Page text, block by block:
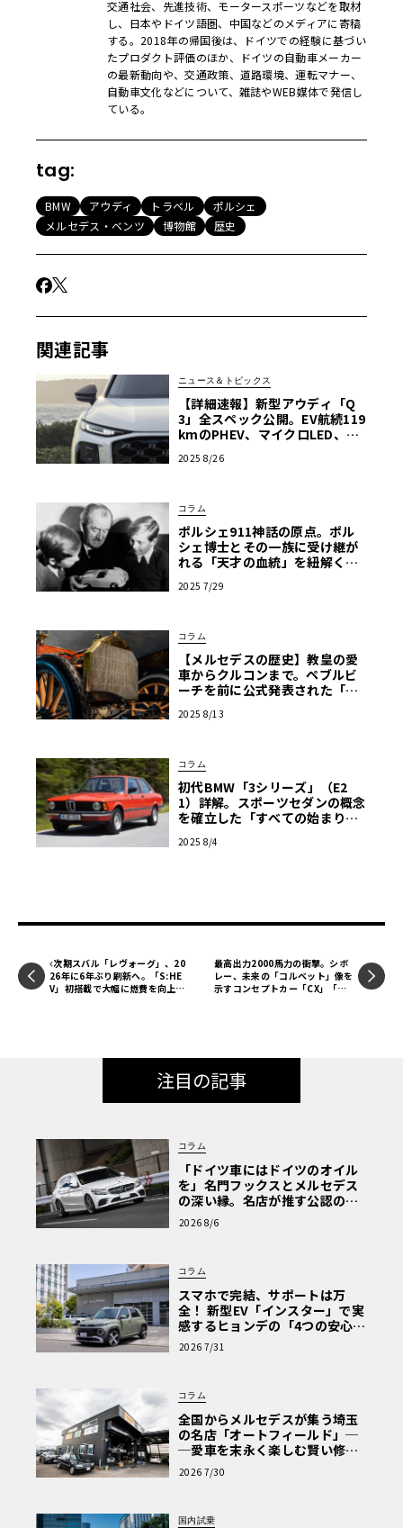
交通社会、先進技術、モータースポーツなどを取材
し、日本やドイツ語圏、中国などのメディアに寄稿
する。2018年の帰国後は、ドイツでの経験に基づい
たプロダクト評価のほか、ドイツの自動車メーカー
の最新動向や、交通政策、道路環境、運転マナー、
自動車文化などについて、雑誌やWEB媒体で発信し
ている。
tag:
BMW アウディ トラベル
ポルシェ
メルセデス・ベンツ
博物館 歴史
関連記事
ニュース＆トピックス
【詳細速報】新型アウディ「Q
3」全スペック公開。EV航続119
kmのPHEV、マイクロLED、新
2025 8/26
コラム
ポルシェ911神話の原点。ポル
シェ博士とその一族に受け継が
れる「天才の血統」を紐解く
ェ”と“哲学”_01】
2025 7/29
コラム
【メルセデスの歴史】教皇の愛
車からクルコンまで。ペブルビ
ーチを前に公式発表された「知
2025 8/13
コラム
初代BMW「3シリーズ」（E2
1）詳解。スポーツセダンの概念
を確立した「すべての始まり」
2025 8/4
次期スバル「レヴォーグ」、20
26年に6年ぶり刷新へ。「S:HE
V」初搭載で大幅に燃費を向上
最高出力2000馬力の衝撃。シボ
レー、未来の「コルベット」像を
示すコンセプトカー「CX」「CX.
注目の記事
コラム
「ドイツ車にはドイツのオイル
を」名門フックスとメルセデス
の深い縁。名店が推す公認の安
心と、Cクラスで味わうシルキー
な走り〈PR〉
2026 8/6
コラム
スマホで完結、サポートは万
全！ 新型EV「インスター」で実
感するヒョンデの「4つの安心」
【第1回・ヒョンデ6つの疑問：
Why? Hyundai?】〈PR〉
2026 7/31
コラム
全国からメルセデスが集う埼玉
の名店「オートフィールド」─
─愛車を末永く楽しむ賢い修理
術と、プロがフックス製オイル
を選ぶ理由〈PR〉
2026 7/30
国内試乗